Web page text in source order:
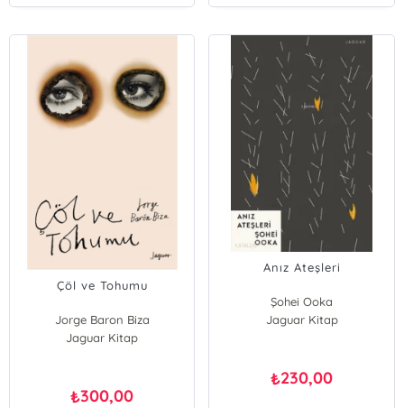
Çöl ve Tohumu
Jorge Baron Biza
Jaguar Kitap
₺300,00
Anız Ateşleri
Şohei Ooka
Jaguar Kitap
₺230,00